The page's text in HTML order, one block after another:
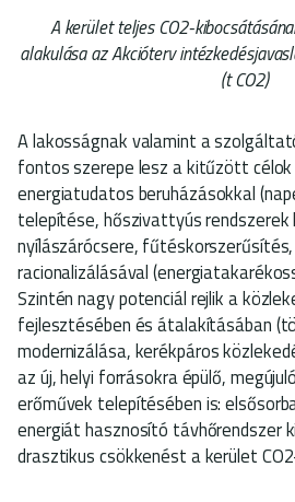
A kerület teljes CO2-
alakulása az Akcióterv
(t CO2)
A lakosságnak valamint a
fontos szerepe lesz a kitűzött
energiatudatos beruházásokkal
telepítése, hőszivattyús
nyílászárócsere,
racionalizálásával
Szintén nagy potenciál rejlik a
fejlesztésében és átalakításában
modernizálása, kerékpáros
az új, helyi forrásokra épülő,
erőművek telepítésében is:
energiát hasznosító távhőrendszer
drasztikus csökkenést a kerület